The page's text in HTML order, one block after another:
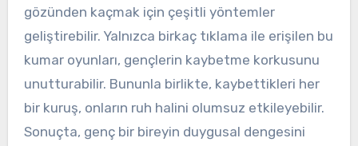
gözünden kaçmak için çeşitli yöntemler
geliştirebilir. Yalnızca birkaç tıklama ile erişilen bu
kumar oyunları, gençlerin kaybetme korkusunu
unutturabilir. Bununla birlikte, kaybettikleri her
bir kuruş, onların ruh halini olumsuz etkileyebilir.
Sonuçta, genç bir bireyin duygusal dengesini